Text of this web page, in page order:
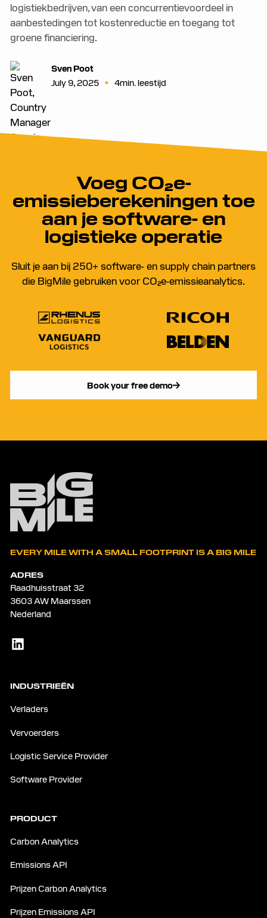
logistiekbedrijven, van een concurrentievoordeel in
aanbestedingen tot kostenreductie en toegang tot
groene financiering.
Sven Poot
July 9, 2025 • 4min. leestijd
Voeg CO₂e-
emissieberekeningen toe
aan je software- en
logistieke operatie
Sluit je aan bij 250+ software- en supply chain partners
die BigMile gebruiken voor CO₂e-emissieanalytics.
Book your free demo
EVERY MILE WITH A SMALL FOOTPRINT IS A BIG MILE
ADRES
Raadhuisstraat 32
3603 AW Maarssen
Nederland
INDUSTRIEËN
Verladers
Vervoerders
Logistic Service Provider
Software Provider
PRODUCT
Carbon Analytics
Emissions API
Prijzen Carbon Analytics
Prijzen Emissions API